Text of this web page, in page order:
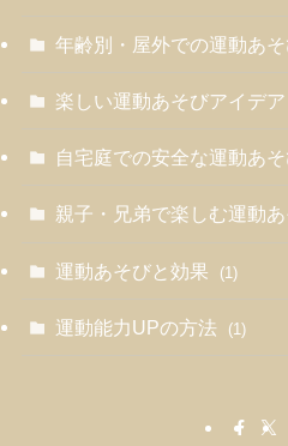
年齢別・屋外での運動あ
楽しい運動あそびアイデア
自宅庭での安全な運動あ
親子・兄弟で楽しむ運動
運動あそびと効果 (1)
運動能力UPの方法 (1)